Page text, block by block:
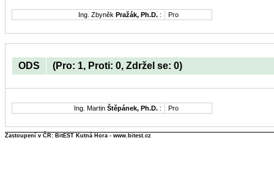
Ing. Zbyněk Pražák, Ph.D. : Pro
ODS (Pro: 1, Proti: 0, Zdržel se: 0)
Ing. Martin Štěpánek, Ph.D. : Pro
Zastoupení v ČR: BitEST Kutná Hora - www.bitest.cz